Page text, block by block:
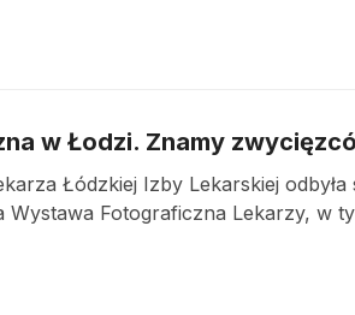
w Łodzi. Znamy
Łódzkiej Izby Lekarskiej odbyła
Wystawa Fotograficzna Lekarzy, w